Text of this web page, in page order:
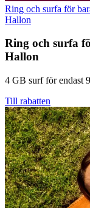
Ring och surfa för
Hallon
Ring och surfa
Hallon
4 GB surf för endast
Till rabatten